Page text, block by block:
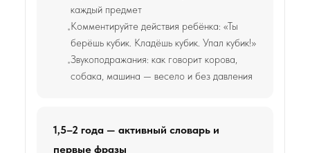
каждый предмет
Комментируйте действия ребёнка: «Ты
берёшь кубик. Кладёшь кубик. Упал кубик!»
Звукоподражания: как говорит корова,
собака, машина — весело и без давления
1,5–2 года — активный словарь и
первые фразы